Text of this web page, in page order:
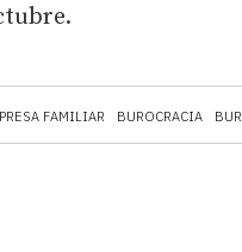
FAMILIAR BUROCRACIA